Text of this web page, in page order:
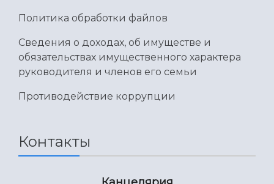
Политика обработки файлов
Сведения о доходах, об имуществе и
обязательствах имущественного характера
руководителя и членов его семьи
Противодействие коррупции
Контакты